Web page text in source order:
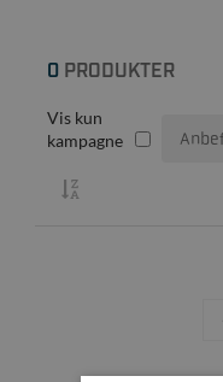
0PRODUKTER
Vis kun
kampagne